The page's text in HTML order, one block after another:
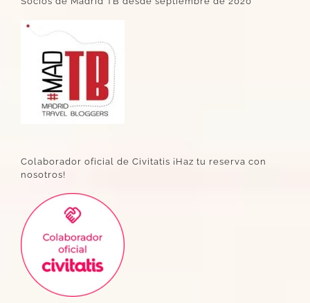
Colaborador oficial de Civitatis ¡Haz tu reserva con
nosotros!